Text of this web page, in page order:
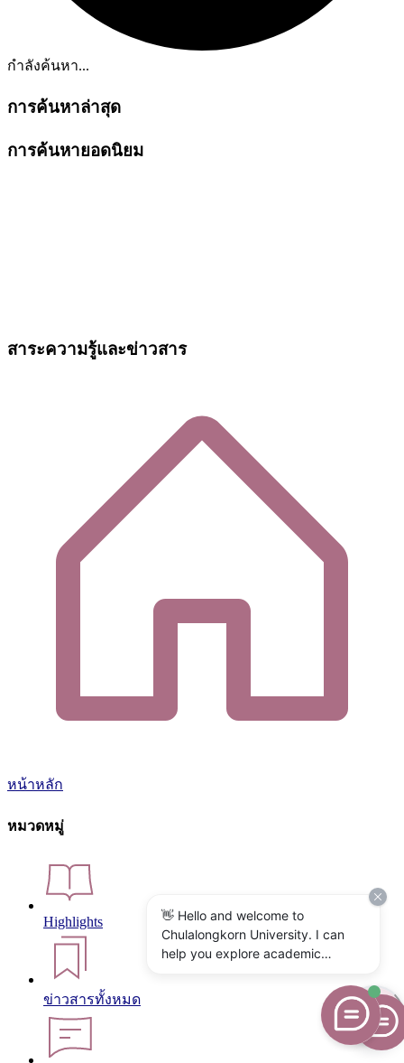
กำลังค้นหา...
การค้นหาล่าสุด
การค้นหายอดนิยม
สาระความรู้และข่าวสาร
หน้าหลัก
หมวดหมู่
Highlights
ข่าวสารทั้งหมด
👋 Hello and welcome to
Chulalongkorn University. I can
help you explore academic